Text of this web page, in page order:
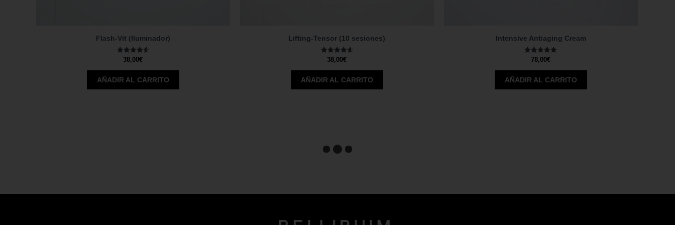
Flash-Vit (Iluminador)
Valorado
con
4.56
de 5
38,00€
AÑADIR AL CARRITO
Lifting-Tensor (10 sesiones)
Valorado
con
4.67
de 5
38,00€
AÑADIR AL CARRITO
Intensive Antiaging Cream
Valorado
con
4.89
de 5
78,00€
AÑADIR AL CARRITO